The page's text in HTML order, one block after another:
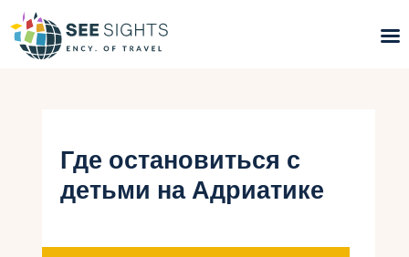
Горящие туры
Типы Туров
Где остановиться с
детьми на Адриатике